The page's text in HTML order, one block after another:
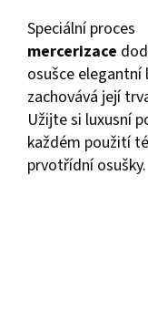
Speciální proces
mercerizace
osušce elegantní
zachovává její
Užijte si luxusní
každém použití
prvotřídní osušky.